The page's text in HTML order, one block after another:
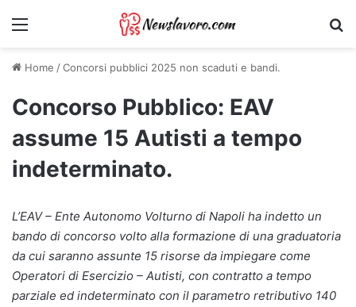
Menu
Home /Concorsi pubblici 2025 non scaduti e bandi.
Concorso Pubblico: EAV
assume 15 Autisti a tempo
indeterminato.
L’EAV – Ente Autonomo Volturno di Napoli ha indetto un
bando di concorso volto alla formazione di una graduatoria
da cui saranno assunte 15 risorse da impiegare come
Operatori di Esercizio – Autisti, con contratto a tempo
parziale ed indeterminato con il parametro retributivo 140